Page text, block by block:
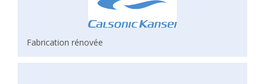
Fabrication rénovée